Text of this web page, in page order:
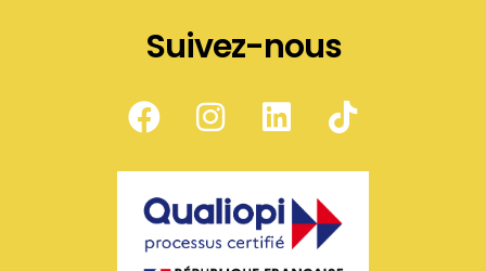
Suivez-nous